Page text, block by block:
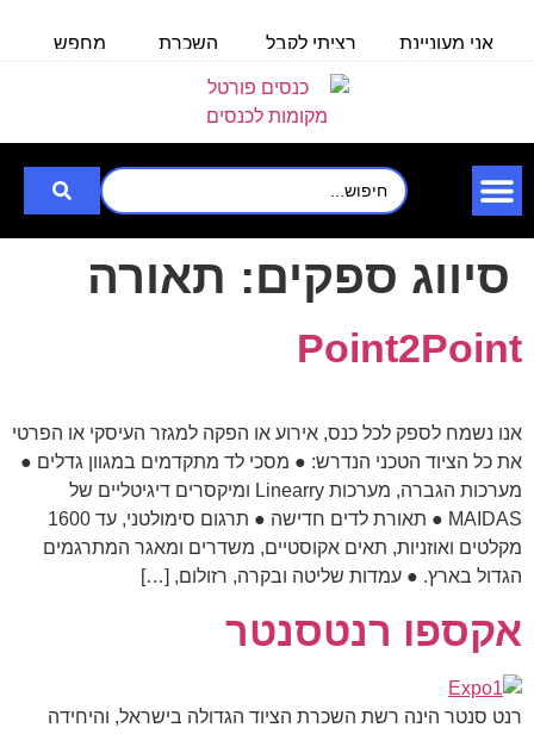
אני מעוניינת
רציתי לקבל
פרטים לכנס
לעובדים
השכרת
אולם/
כיתה
לצורך
מחפש
3000
סיווג ספקים: תאורה
Point2Point
אנו נשמח לספק לכל כנס, אירוע או הפקה למגזר העיסקי או הפרטי
את כל הציוד הטכני הנדרש: ● מסכי לד מתקדמים במגוון גדלים ●
מערכות הגברה, מערכות Linearry ומיקסרים דיגיטליים של
MAIDAS ● תאורת לדים חדישה ● תרגום סימולטני, עד 1600
מקלטים ואוזניות, תאים אקוסטיים, משדרים ומאגר המתרגמים
הגדול בארץ. ● עמדות שליטה ובקרה, רזולום, […]
אקספו רנטסנטר
רנט סנטר הינה רשת השכרת הציוד הגדולה בישראל, והיחידה